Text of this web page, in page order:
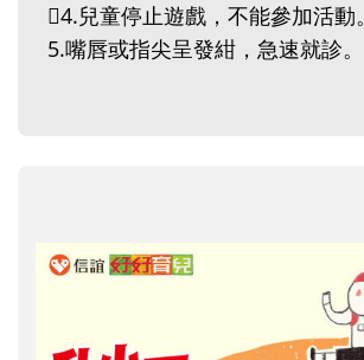
4.兒童停止遊戲，不能參加活動。
5.嘴唇或指尖呈發紺，急速就診。